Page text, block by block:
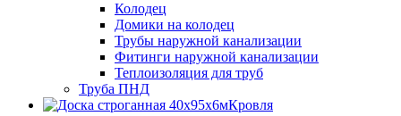
Колодец
Домики на колодец
Трубы наружной канализации
Фитинги наружной канализации
Теплоизоляция для труб
Труба ПНД
Кровля